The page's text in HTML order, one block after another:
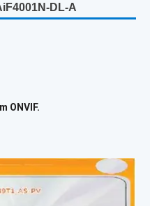
DL-A
ONVIF.